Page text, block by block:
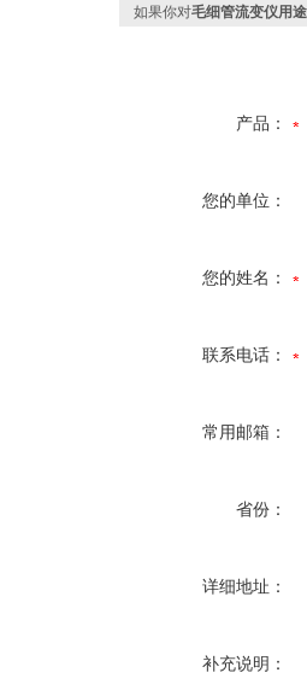
如果你对毛细管流变仪用途
产品：
您的单位：
您的姓名：
联系电话：
常用邮箱：
省份：
详细地址：
补充说明：